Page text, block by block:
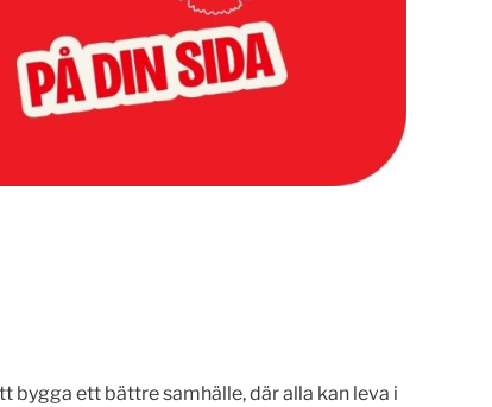
ett bättre samhälle, där alla kan leva i